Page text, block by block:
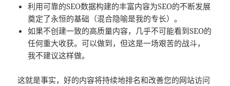
利用可靠的SEO数据构建的丰富内容为SEO的不断发展
奠定了永恒的基础（混合隐喻是我的专长）。
如果不创建一致的高质量内容，几乎不可能看到SEO的
任何重大收获。可以做到，但这是一场艰苦的战斗，
我不建议这样做。
这就是事实，好的内容将持续地排名和改善您的网站访问